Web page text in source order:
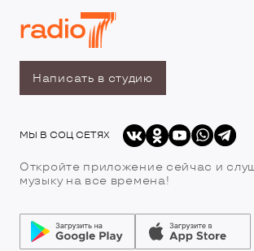
Написать в студию
МЫ В СОЦ СЕТЯХ
Откройте приложение сейчас и
музыку на все времена!